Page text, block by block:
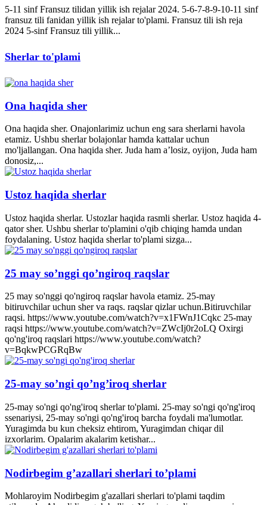
5-11 sinf Fransuz tilidan yillik ish rejalar 2024. 5-6-7-8-9-10-11 sinf
fransuz tili fanidan yillik ish rejalar to'plami. Fransuz tili ish reja
2024 5-sinf Fransuz tili yillik...
Sherlar to'plami
Ona haqida sher
Ona haqida sher. Onajonlarimiz uchun eng sara sherlarni havola
etamiz. Ushbu sherlar bolajonlar hamda kattalar uchun
mo'ljallangan. Ona haqida sher. Juda ham a’losiz, oyijon, Juda ham
donosiz,...
Ustoz haqida sherlar
Ustoz haqida sherlar. Ustozlar haqida rasmli sherlar. Ustoz haqida 4-
qator sher. Ushbu sherlar to'plamini o'qib chiqing hamda undan
foydalaning. Ustoz haqida sherlar to'plami sizga...
25 may so’nggi qo’ngiroq raqslar
25 may so'nggi qo'ngiroq raqslar havola etamiz. 25-may
bitiruvchilar uchun sher va raqs. raqslar qizlar uchun.Bitiruvchilar
raqsi. https://www.youtube.com/watch?v=x1FWnJ1Cqkc 25-may
raqsi https://www.youtube.com/watch?v=ZWcIj0r2oLQ Oxirgi
qo'ng'iroq raqslari https://www.youtube.com/watch?
v=BqkwPCGRqBw
25-may so’ngi qo’ng’iroq sherlar
25-may so'ngi qo'ng'iroq sherlar to'plami. 25-may so'ngi qo'ng'iroq
ssenariysi, 25-may so'ngi qo'ng'iroq barcha foydali ma'lumotlar.
Yuragimda bu kun cheksiz ehtirom, Yuragimdan chiqar dil
izxorlarim. Opalarim akalarim ketishar...
Nodirbegim g’azallari sherlari to’plami
Mohlaroyim Nodirbegim g'azallari sherlari to'plami taqdim